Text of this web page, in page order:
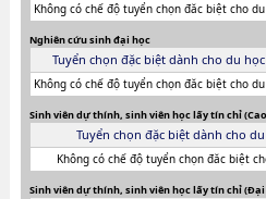
Không có chế độ tuyển chọn đăc biệt cho
Nghiên cứu sinh đại học
Tuyển chọn đặc biệt dành cho du
Không có chế độ tuyển chọn đăc biệt cho
Sinh viên dự thính, sinh viên học lấy tín chỉ
Tuyển chọn đặc biệt dành cho
Không có chế độ tuyển chọn đăc biệt
Sinh viên dự thính, sinh viên học lấy tín chỉ